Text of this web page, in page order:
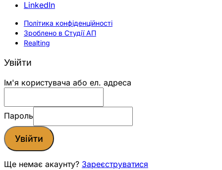
LinkedIn
Політика конфіденційності
Зроблено в Студії АП
Realting
Увійти
Ім'я користувача або ел. адреса
Пароль
Увійти
Ще немає акаунту? Зареєструватися